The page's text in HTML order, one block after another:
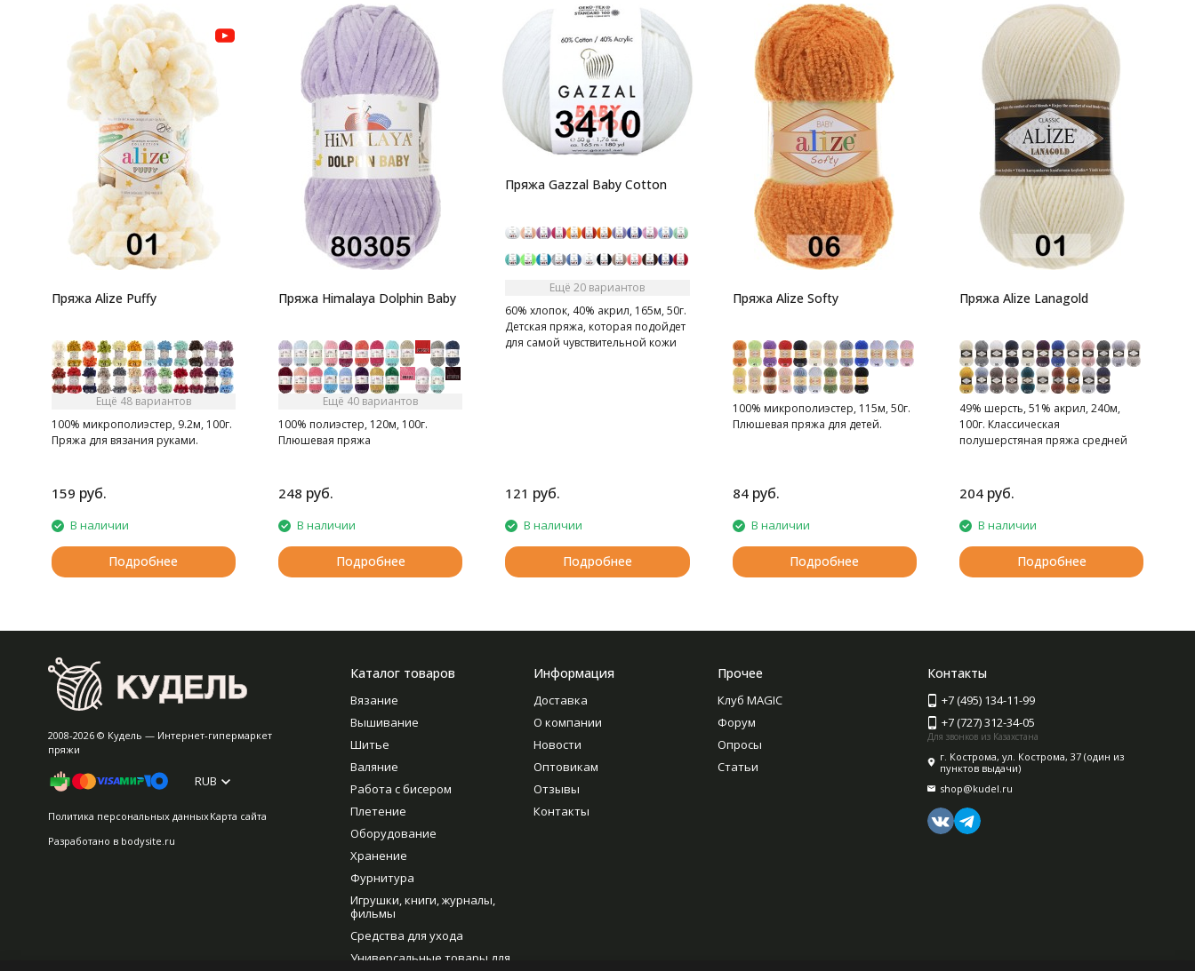
Пряжа Alize Puffy
Ещё 48 вариантов
100% микрополиэстер, 9.2м, 100г.
Пряжа для вязания руками.
159 руб.
В наличии
Подробнее
Пряжа Himalaya Dolphin Baby
Ещё 40 вариантов
100% полиэстер, 120м, 100г.
Плюшевая пряжа
248 руб.
В наличии
Подробнее
Пряжа Gazzal Baby Cotton
Ещё 20 вариантов
60% хлопок, 40% акрил, 165м, 50г.
Детская пряжа, которая подойдет
для самой чувствительной кожи
121 руб.
В наличии
Подробнее
Пряжа Alize Softy
100% микрополиэстер, 115м, 50г.
Плюшевая пряжа для детей.
84 руб.
В наличии
Подробнее
Пряжа Alize Lanagold
49% шерсть, 51% акрил, 240м,
100г. Классическая
полушерстяная пряжа средней
204 руб.
В наличии
Подробнее
2008-2026 © Кудель — Интернет-гипермаркет
пряжи
RUB
Политика персональных данныхКарта сайта
Разработано в bodysite.ru
Каталог товаров
Вязание
Вышивание
Шитье
Валяние
Работа с бисером
Плетение
Оборудование
Хранение
Фурнитура
Игрушки, книги, журналы,
фильмы
Средства для ухода
Универсальные товары для
Информация
Доставка
О компании
Новости
Оптовикам
Отзывы
Контакты
Прочее
Клуб MAGIC
Форум
Опросы
Статьи
Контакты
+7 (495) 134-11-99
+7 (727) 312-34-05
Для звонков из Казахстана
г. Кострома, ул. Кострома, 37 (один из
пунктов выдачи)
shop@kudel.ru